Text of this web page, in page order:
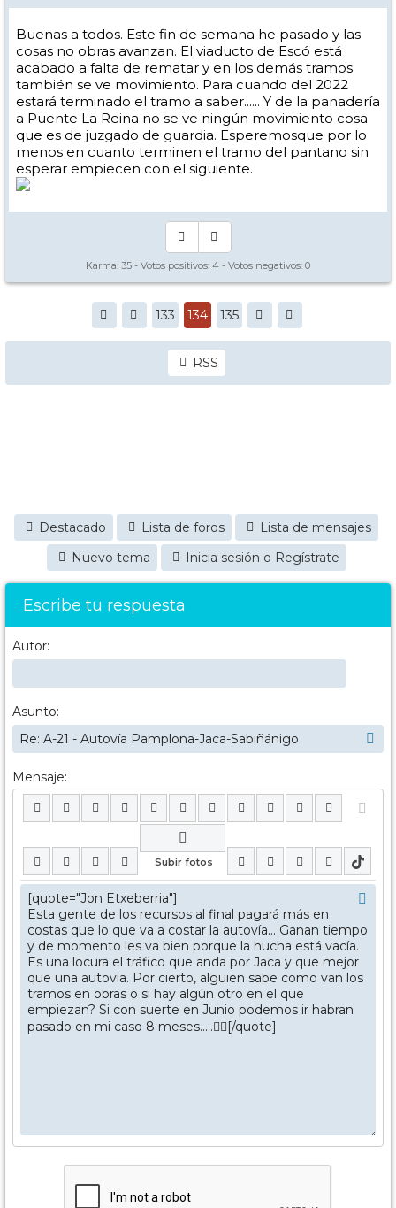
Buenas a todos. Este fin de semana he pasado y las
cosas no obras avanzan. El viaducto de Escó está
acabado a falta de rematar y en los demás tramos
también se ve movimiento. Para cuando del 2022
estará terminado el tramo a saber...... Y de la panadería
a Puente La Reina no se ve ningún movimiento cosa
que es de juzgado de guardia. Esperemosque por lo
menos en cuanto terminen el tramo del pantano sin
esperar empiecen con el siguiente.
Karma: 35 - Votos positivos: 4 - Votos negativos: 0
133 134 135
RSS
Destacado Lista de foros
Lista de mensajes
Nuevo tema
Inicia sesión o Regístrate
Escribe tu respuesta
Autor:
Asunto:
Mensaje: